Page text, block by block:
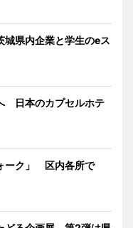
県内企業と学生のeス
日本のカプセルホテ
ーク」 区内各所で